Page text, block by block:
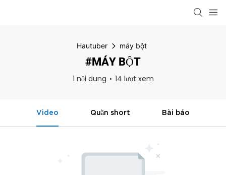
Hautuber máy bột
#MÁY BỘT
1 nội dung 14 lượt xem
Video Quần short Bài báo